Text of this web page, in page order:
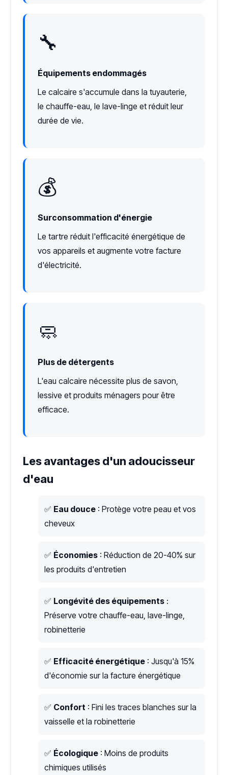
🔧
Équipements endommagés
Le calcaire s'accumule dans la tuyauterie,
le chauffe-eau, le lave-linge et réduit leur
durée de vie.
💰
Surconsommation d'énergie
Le tartre réduit l'efficacité énergétique de
vos appareils et augmente votre facture
d'électricité.
🧼
Plus de détergents
L'eau calcaire nécessite plus de savon,
lessive et produits ménagers pour être
efficace.
Les avantages d'un adoucisseur
d'eau
✅ Eau douce : Protège votre peau et vos
cheveux
✅ Économies : Réduction de 20-40% sur
les produits d'entretien
✅ Longévité des équipements :
Préserve votre chauffe-eau, lave-linge,
robinetterie
✅ Efficacité énergétique : Jusqu'à 15%
d'économie sur la facture énergétique
✅ Confort : Fini les traces blanches sur la
vaisselle et la robinetterie
✅ Écologique : Moins de produits
chimiques utilisés